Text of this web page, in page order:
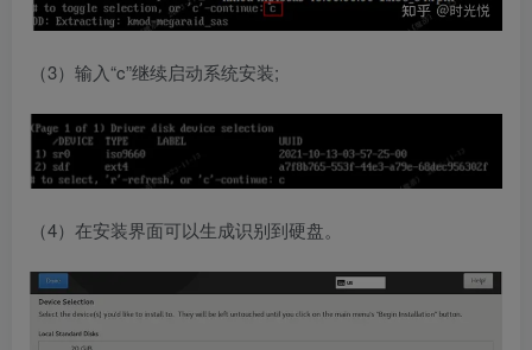
（3）输入“c”继续启动系统安装;
（4）在安装界面可以生成识别到硬盘。